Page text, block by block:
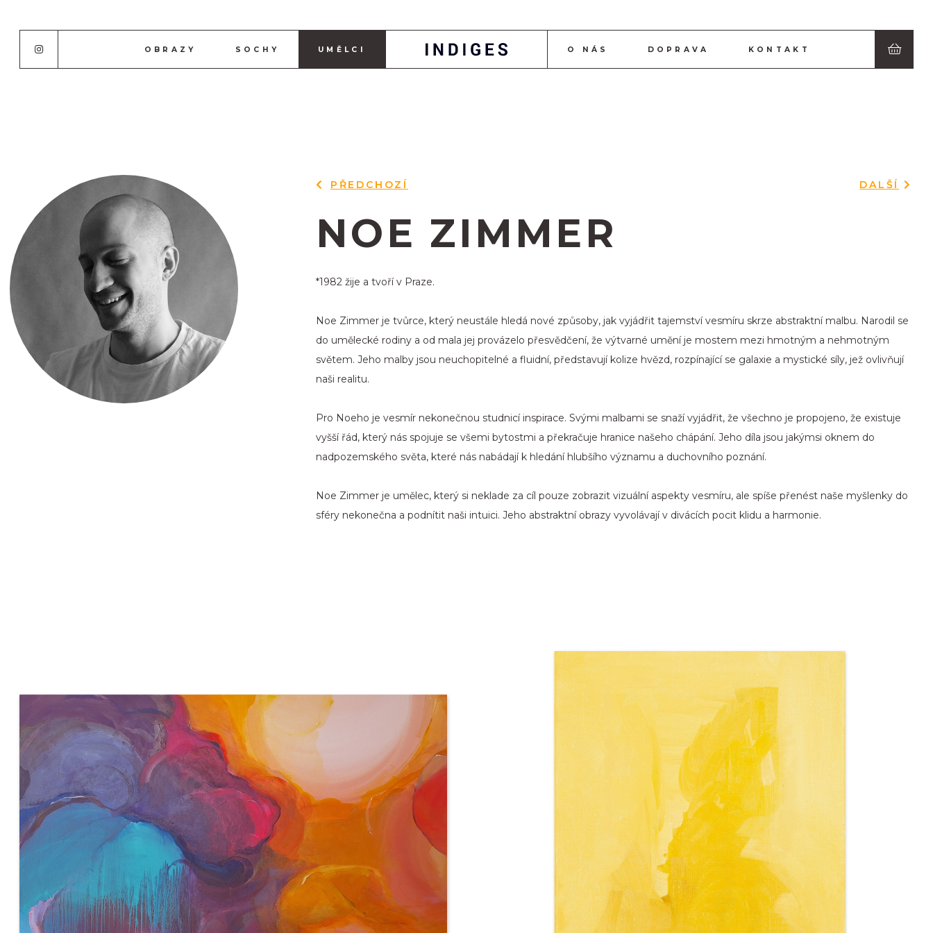
OBRAZY SOCHY UMĚLCI O NÁS DOPRAVA KONTAKT
PŘEDCHOZÍ DALŠÍ
NOE ZIMMER
*1982 žije a tvoří v Praze.
Noe Zimmer je tvůrce, který neustále hledá nové způsoby, jak vyjádřit tajemství vesmíru skrze abstraktní malbu. Narodil se
do umělecké rodiny a od mala jej provázelo přesvědčení, že výtvarné umění je mostem mezi hmotným a nehmotným
světem. Jeho malby jsou neuchopitelné a fluidní, představují kolize hvězd, rozpínající se galaxie a mystické síly, jež ovlivňují
naši realitu.
Pro Noeho je vesmír nekonečnou studnicí inspirace. Svými malbami se snaží vyjádřit, že všechno je propojeno, že existuje
vyšší řád, který nás spojuje se všemi bytostmi a překračuje hranice našeho chápání. Jeho díla jsou jakýmsi oknem do
nadpozemského světa, které nás nabádají k hledání hlubšího významu a duchovního poznání.
Noe Zimmer je umělec, který si neklade za cíl pouze zobrazit vizuální aspekty vesmíru, ale spíše přenést naše myšlenky do
sféry nekonečna a podnítit naši intuici. Jeho abstraktní obrazy vyvolávají v divácích pocit klidu a harmonie.